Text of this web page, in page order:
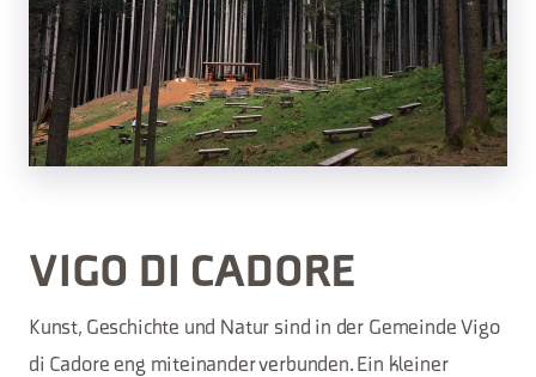
VIGO DI CADORE
Kunst, Geschichte und Natur sind in der Gemeinde Vigo
di Cadore eng miteinander verbunden. Ein kleiner